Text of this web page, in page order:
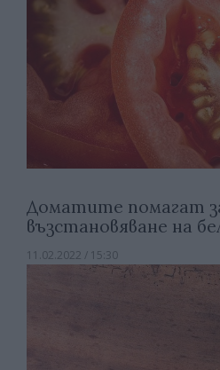
Доматите помагат
възстановяване на
11.02.2022 / 15:30